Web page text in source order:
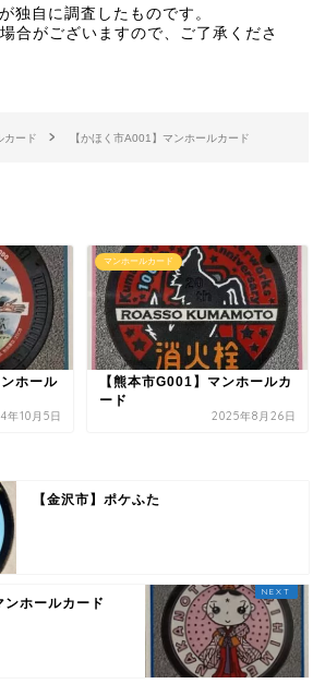
独自に調査したものです。
合がございますので、ご了承くださ
カード 【かほく市A001】マンホールカード
ホール
年10月5日
マンホールカード
【熊本市G001】マンホールカ
ード
2025年8月26日
【金沢市】ポケふた
ンホールカード